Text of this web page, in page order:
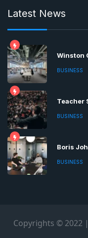
Latest News
Winston
BUSINESS
Teacher
BUSINESS
Boris
BUSINESS
Copyrights © 2022